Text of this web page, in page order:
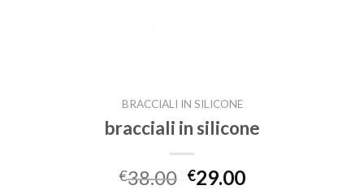
BRACCIALI IN SILICONE
bracciali in silicone
€38.00 €29.00